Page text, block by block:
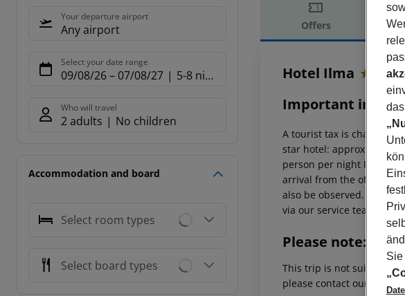
Your departure airport
Any airport
Select your date range
09/08/26– 07/08/27 5-8 nights
Who will travel
2 adults No children
Accommodation and board
Select room types
Select board types
Offers
Offer
Hotel Ilma
Important info
A tourist tax is charged
star hotel: approx. ¤2.50
person per night For
arrival from the official
also be observed. This
via our service team,
Please note:
This trip is not suitable
please contact our
Sie